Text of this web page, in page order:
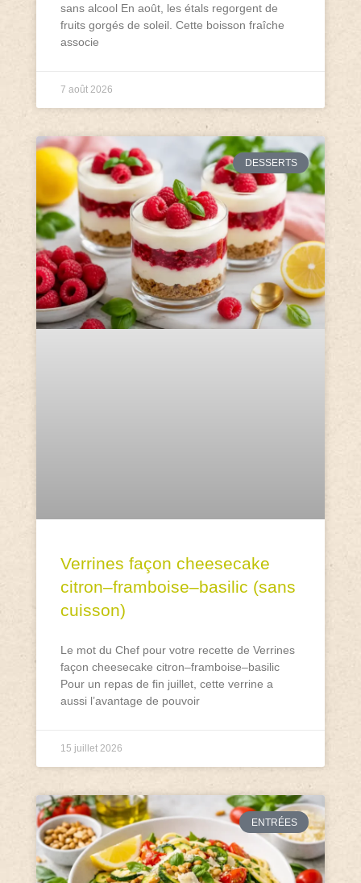
sans alcool En août, les étals regorgent de
fruits gorgés de soleil. Cette boisson fraîche
associe
7 août 2026
DESSERTS
Verrines façon cheesecake
citron–framboise–basilic (sans
cuisson)
Le mot du Chef pour votre recette de Verrines
façon cheesecake citron–framboise–basilic
Pour un repas de fin juillet, cette verrine a
aussi l’avantage de pouvoir
15 juillet 2026
ENTRÉES